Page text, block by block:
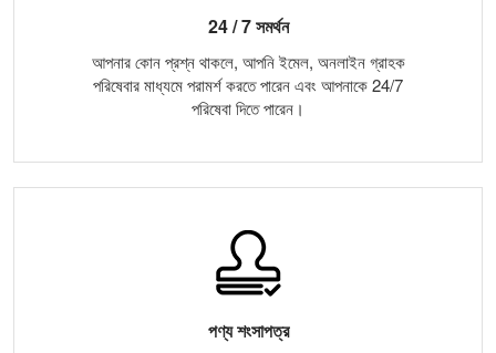
24 / 7 সমর্থন
আপনার কোন প্রশ্ন থাকলে, আপনি ইমেল, অনলাইন গ্রাহক
পরিষেবার মাধ্যমে পরামর্শ করতে পারেন এবং আপনাকে 24/7
পরিষেবা দিতে পারেন।
পণ্য শংসাপত্র